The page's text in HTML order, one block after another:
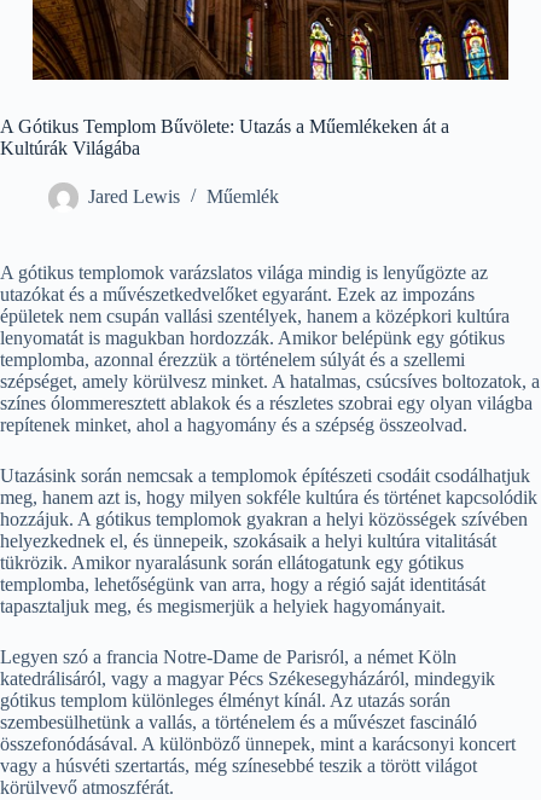
A Gótikus Templom Bűvölete: Utazás a Műemlékeken át a
Kultúrák Világába
Jared Lewis Műemlék
A gótikus templomok varázslatos világa mindig is lenyűgözte az
utazókat és a művészetkedvelőket egyaránt. Ezek az impozáns
épületek nem csupán vallási szentélyek, hanem a középkori kultúra
lenyomatát is magukban hordozzák. Amikor belépünk egy gótikus
templomba, azonnal érezzük a történelem súlyát és a szellemi
szépséget, amely körülvesz minket. A hatalmas, csúcsíves boltozatok, a
színes ólommeresztett ablakok és a részletes szobrai egy olyan világba
repítenek minket, ahol a hagyomány és a szépség összeolvad.
Utazásink során nemcsak a templomok építészeti csodáit csodálhatjuk
meg, hanem azt is, hogy milyen sokféle kultúra és történet kapcsolódik
hozzájuk. A gótikus templomok gyakran a helyi közösségek szívében
helyezkednek el, és ünnepeik, szokásaik a helyi kultúra vitalitását
tükrözik. Amikor nyaralásunk során ellátogatunk egy gótikus
templomba, lehetőségünk van arra, hogy a régió saját identitását
tapasztaljuk meg, és megismerjük a helyiek hagyományait.
Legyen szó a francia Notre-Dame de Parisról, a német Köln
katedrálisáról, vagy a magyar Pécs Székesegyházáról, mindegyik
gótikus templom különleges élményt kínál. Az utazás során
szembesülhetünk a vallás, a történelem és a művészet fascináló
összefonódásával. A különböző ünnepek, mint a karácsonyi koncert
vagy a húsvéti szertartás, még színesebbé teszik a törött világot
körülvevő atmoszférát.